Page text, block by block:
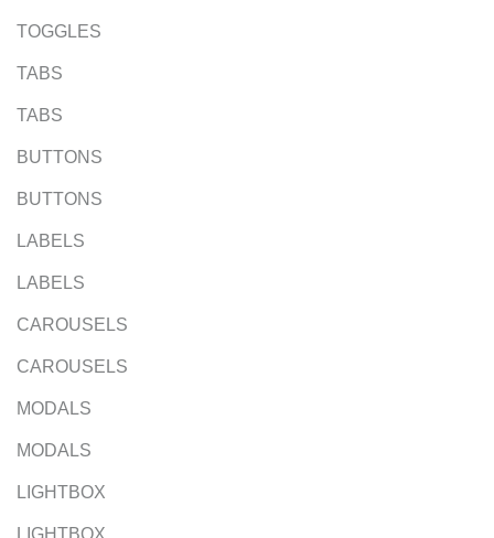
TOGGLES
TABS
TABS
BUTTONS
BUTTONS
LABELS
LABELS
CAROUSELS
CAROUSELS
MODALS
MODALS
LIGHTBOX